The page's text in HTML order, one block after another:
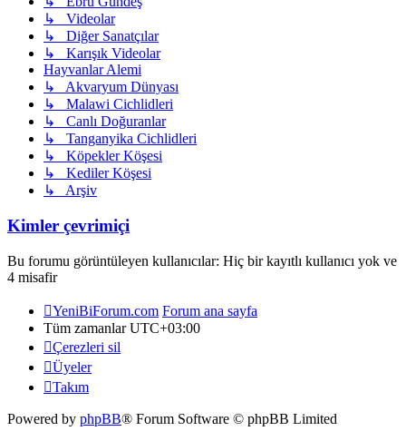
↳ Videolar
↳ Diğer Sanatçılar
↳ Karışık Videolar
Hayvanlar Alemi
↳ Akvaryum Dünyası
↳ Malawi Cichlidleri
↳ Canlı Doğuranlar
↳ Tanganyika Cichlidleri
↳ Köpekler Köşesi
↳ Kediler Köşesi
↳ Arşiv
Kimler çevrimiçi
Bu forumu görüntüleyen kullanıcılar: Hiç bir kayıtlı kullanıcı yok ve
4 misafir
YeniBiForum.com Forum ana sayfa
Tüm zamanlarUTC+03:00
Çerezleri sil
Üyeler
Takım
Powered by phpBB® Forum Software © phpBB Limited